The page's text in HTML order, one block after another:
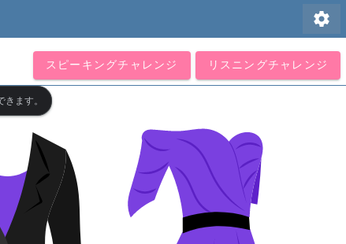
settings
スピーキングチャレンジ リスニングチャレンジ
ます。